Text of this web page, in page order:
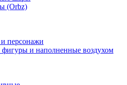
(Orbz)
персонажи
фигуры и наполненные воздухом